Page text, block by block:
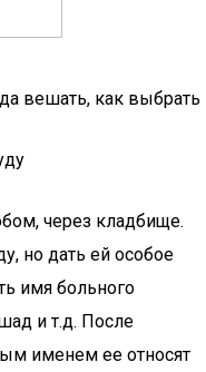
вешать, как выбрать
через кладбище.
но дать ей особое
имя больного
и т.д. После
именем ее относят